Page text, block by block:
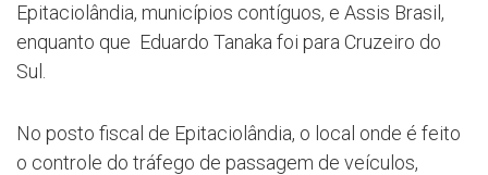
Epitaciolândia, municípios contíguos, e Assis Brasil,
enquanto que Eduardo Tanaka foi para Cruzeiro do
Sul.
No posto fiscal de Epitaciolândia, o local onde é feito
o controle do tráfego de passagem de veículos,